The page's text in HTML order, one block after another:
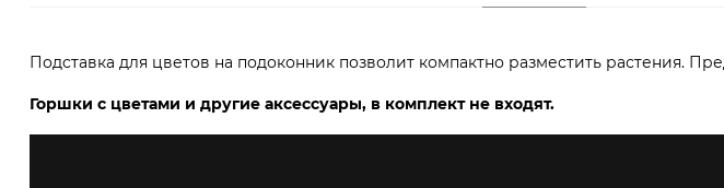
Подставка для цветов на подоконник позволит компактно разместить растения.
Горшки с цветами и другие аксессуары, в комплект не входят.